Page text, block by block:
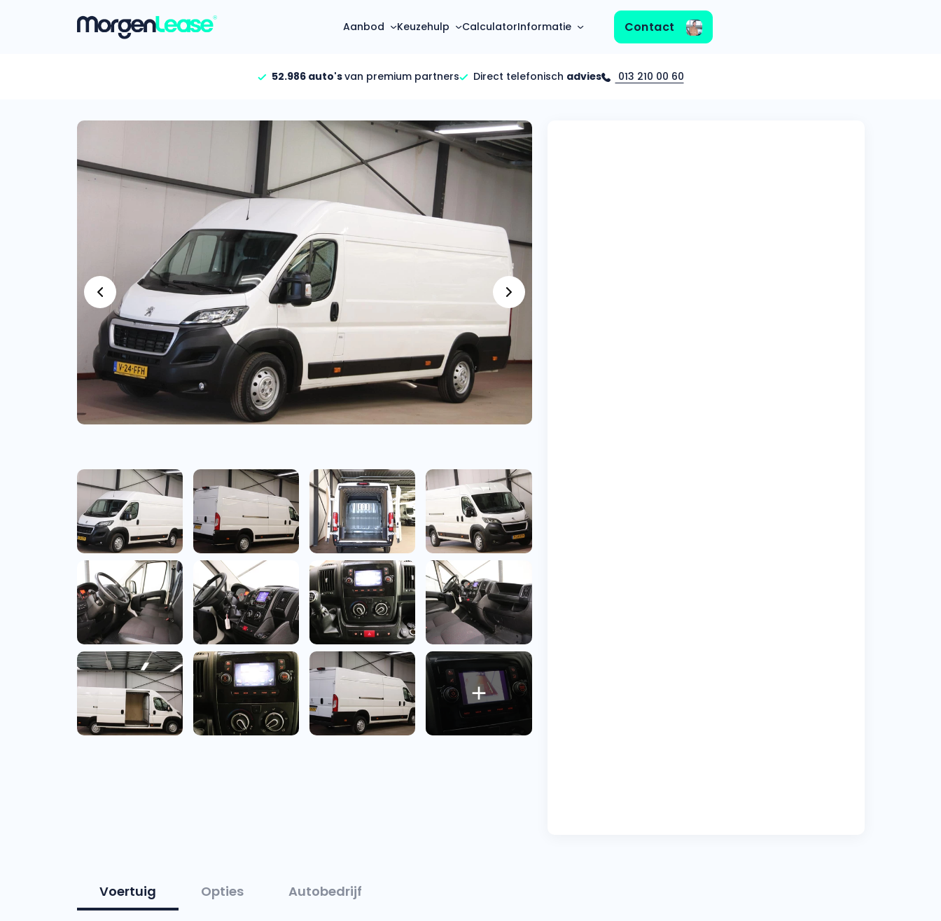
Aanbod
Gehele aanbod
Bekijk volledig aanbod
Gezinsauto’s
Bekijk alle gezinsauto’s
Hele aanbod
Bekijk alle stadsauto’s
EV’s/Hybrides
Bekijk alle electrische auto’s
Bedrijfswagens
Bekijk alle bedrijfswagens
Budgetwagens
Bekijk alle budgetwagens
Mercedes-Benz
(3500+ auto's)
Volkswagen
(4500+ auto's)
Volvo
(2000+ auto's)
Keuzehulp
Hoeveel kan ik lenen?
Bereken in één minuut
Calculator
Maandbedrag berekenen
Offerte vergelijken
CalculatorInformatie
Over ons
Gehele FAQ’s
Bekijk volledige FAQ’s
Vragen over zakelijk
Particulier
Vragen over particulier
Jouw aanvraag
Vragen over jouw aanvraag
Leasevormen
Vragen over leasevormen
Contact
52.986 auto'svan premium partners Direct telefonisch advies 013 210 00 60
Voertuig Opties Autobedrijf